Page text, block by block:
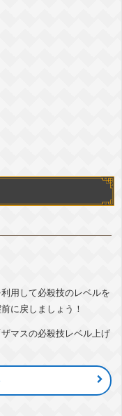
用して必殺技のレベルを
に戻しましょう！
マスの必殺技レベル上げ